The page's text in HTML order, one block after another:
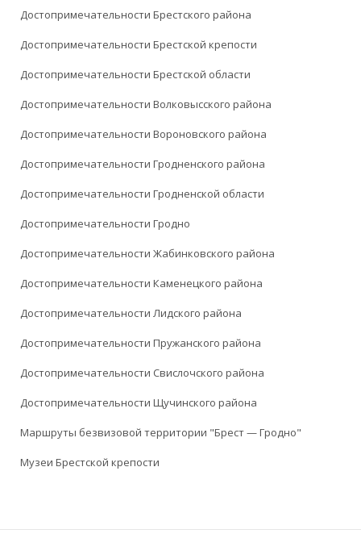
Достопримечательности Брестского района
Достопримечательности Брестской крепости
Достопримечательности Брестской области
Достопримечательности Волковысского района
Достопримечательности Вороновского района
Достопримечательности Гродненского района
Достопримечательности Гродненской области
Достопримечательности Гродно
Достопримечательности Жабинковского района
Достопримечательности Каменецкого района
Достопримечательности Лидского района
Достопримечательности Пружанского района
Достопримечательности Свислочского района
Достопримечательности Щучинского района
Маршруты безвизовой территории "Брест — Гродно"
Музеи Брестской крепости